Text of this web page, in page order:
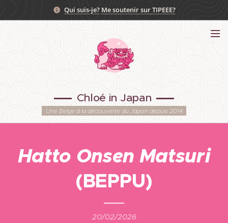
Qui suis-je? Me soutenir sur TIPEEE?
Chloé in Japan
Une Belge à la découverte du Japon depuis 2014
Hatto Onsen Matsuri
(BEPPU)
20/02/2026